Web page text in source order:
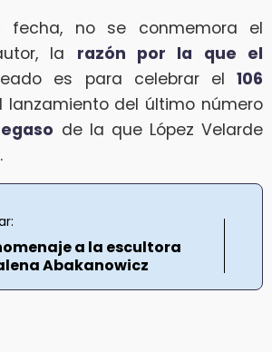
fecha, no se conmemora el
la razón por la que el
es para celebrar el 106
lanzamiento del último número
de la que López Velarde
a la escultora
Abakanowicz